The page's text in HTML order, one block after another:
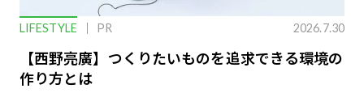
LIFESTYLE PR 2026.7.30
【西野亮廣】つくりたいものを追求できる環境の
作り方とは